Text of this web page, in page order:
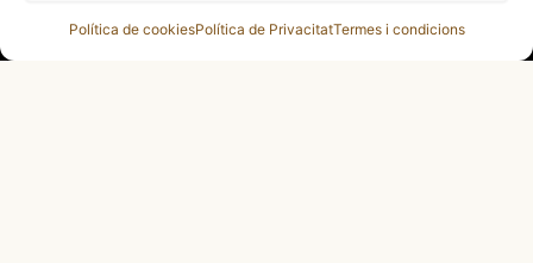
Política de cookiesPolítica de PrivacitatTermes i condicions